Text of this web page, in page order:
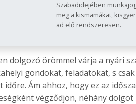
Szabadidejében
meg a kismamákat,
ad elő rendszeresen.
dolgozó örömmel várja a nyári
gondokat, feladatokat, s
időre. Ám ahhoz, hogy ez az
végződjön, néhány